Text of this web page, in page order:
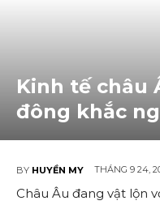
Kinh tế châu
đông khắc
BY HUYỀN MY THÁNG 9 24,
Châu Âu đang vật lộn